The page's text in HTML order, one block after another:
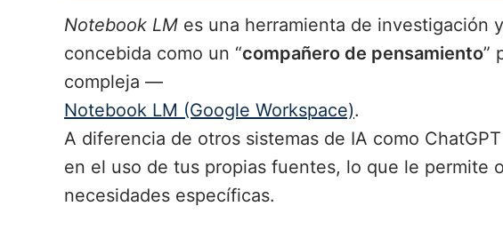
Notebook LM es una herramienta de investigación
concebida como un “compañero de pensamiento”
compleja —
Notebook LM (Google Workspace).
A diferencia de otros sistemas de IA como
en el uso de tus propias fuentes, lo que le permite
necesidades específicas.